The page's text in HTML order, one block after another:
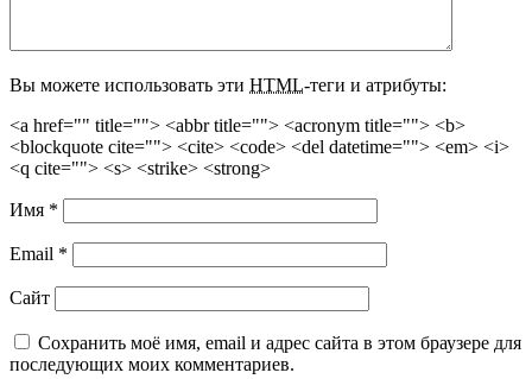
Вы можете использовать эти HTML-теги и атрибуты:
<a href="" title=""> <abbr title=""> <acronym title=""> <b>
<blockquote cite=""> <cite> <code> <del datetime=""> <em> <i>
<q cite=""> <s> <strike> <strong>
Имя *
Email *
Сайт
Сохранить моё имя, email и адрес сайта в этом браузере для
последующих моих комментариев.